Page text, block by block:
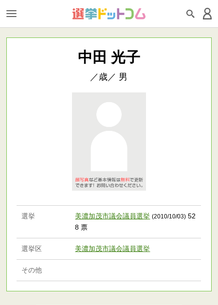
中田 光子
／歳／ 男
選挙 美濃加茂市議会議員選挙 (2010/10/03) 52
8 票
選挙区 美濃加茂市議会議員選挙
その他